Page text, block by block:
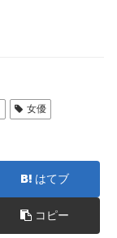
女優
はてブ
コピー